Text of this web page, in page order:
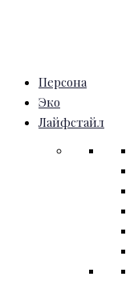
Персона
Эко
Лайфстайл